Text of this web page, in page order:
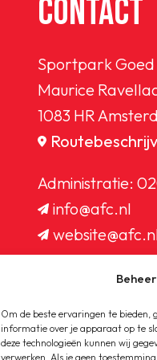
Om de beste ervaringen te bieden,
informatie over je apparaat op te
deze technologieën kunnen wij
verwerken. Als je geen
CONTACT
Sportpark Goed
Maurice
1083 HR
Administratie:
info@afc.nl